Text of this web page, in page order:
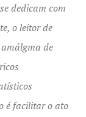
dedicam com
o leitor de
de
é facilitar o ato